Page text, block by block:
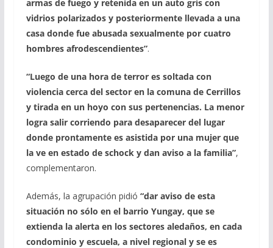
armas de fuego y retenida en un auto gris con
vidrios polarizados y posteriormente llevada a una
casa donde fue abusada sexualmente por cuatro
hombres afrodescendientes”.
“Luego de una hora de terror es soltada con
violencia cerca del sector en la comuna de Cerrillos
y tirada en un hoyo con sus pertenencias. La menor
logra salir corriendo para desaparecer del lugar
donde prontamente es asistida por una mujer que
la ve en estado de schock y dan aviso a la familia”,
complementaron.
Además, la agrupación pidió “dar aviso de esta
situación no sólo en el barrio Yungay, que se
extienda la alerta en los sectores aledaños, en cada
condominio y escuela, a nivel regional y se es